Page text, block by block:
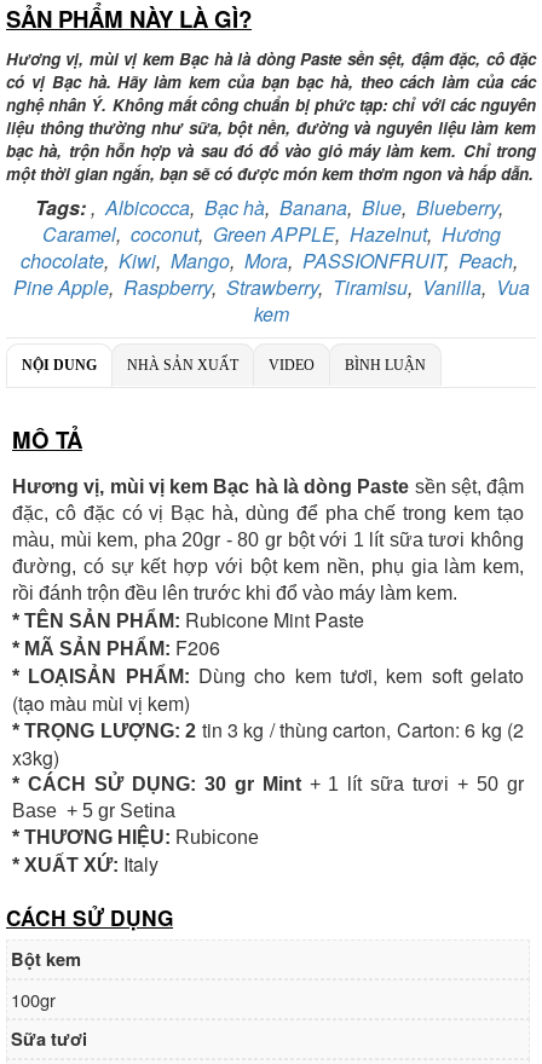
Ngân hàng Ngoại thương Việt Nam
Chi nhánh:
Chủ TK:
Công ty TNHH MENMOT
Số TK:
069 1000 811 888
Ngân hàng Ngoại thương Việt Nam
Chi nhánh:
Chi nhánh Tây Hà Nội
Chủ TK:
Công ty TNHH MENMOT
Số TK:
069 1000 881 661
Ngân hàng TMCP Việt Nam Thịnh Vượng
Chi nhánh:
Chi nhánh VBbank Hà Nội
Chủ TK:
Nguyễn Văn Tuấn
Số TK:
222 899 001
Ngân hàng Ngoại thương Việt Nam
Chi nhánh:
Chi nhánh Vietcombank Hà Nội
Chủ TK:
Nguyễn Văn Tuấn
Số TK:
1986 883 888
SẢN PHẨM NÀY LÀ GÌ?
Hương vị, mùi vị kem Bạc hà là dòng Paste sền sệt, đậm đặc, cô đặc
có vị Bạc hà. Hãy làm kem của bạn bạc hà, theo cách làm của các
nghệ nhân Ý. Không mất công chuẩn bị phức tạp: chỉ với các nguyên
liệu thông thường như sữa, bột nền, đường và nguyên liệu làm kem
bạc hà, trộn hỗn hợp và sau đó đổ vào giỏ máy làm kem. Chỉ trong
một thời gian ngắn, bạn sẽ có được món kem thơm ngon và hấp dẫn.
Tags: , Albicocca, Bạc hà, Banana, Blue, Blueberry,
Caramel, coconut, Green APPLE, Hazelnut, Hương
chocolate, Kiwi, Mango, Mora, PASSIONFRUIT, Peach,
Pine Apple, Raspberry, Strawberry, Tiramisu, Vanilla, Vua
kem
NỘI DUNG NHÀ SẢN XUẤT VIDEO BÌNH LUẬN
MÔ TẢ
Hương vị, mùi vị kem Bạc hà là dòng Paste sền sệt, đậm
đặc, cô đặc có vị Bạc hà, dùng để pha chế trong kem tạo
màu, mùi kem, pha 20gr - 80 gr bột với 1 lít sữa tươi không
đường, có sự kết hợp với bột kem nền, phụ gia làm kem,
rồi đánh trộn đều lên trước khi đổ vào máy làm kem.
* TÊN SẢN PHẨM: Rubicone Mint Paste
* MÃ SẢN PHẨM: F206
* LOẠISẢN PHẨM: Dùng cho kem tươi, kem soft gelato
(tạo màu mùi vị kem)
* TRỌNG LƯỢNG: 2 tin 3 kg / thùng carton, Carton: 6 kg (2
x3kg)
* CÁCH SỬ DỤNG: 30 gr Mint + 1 lít sữa tươi + 50 gr
Base + 5 gr Setina
* THƯƠNG HIỆU: Rubicone
* XUẤT XỨ: Italy
CÁCH SỬ DỤNG
Bột kem
100gr
Sữa tươi